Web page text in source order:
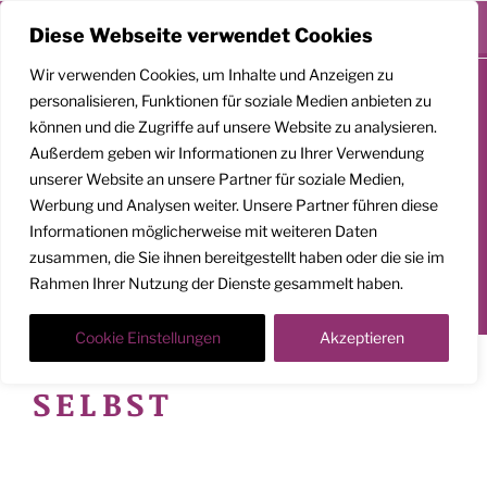
Diese Webseite verwendet Cookies
Wir verwenden Cookies, um Inhalte und Anzeigen zu
personalisieren, Funktionen für soziale Medien anbieten zu
können und die Zugriffe auf unsere Website zu analysieren.
Außerdem geben wir Informationen zu Ihrer Verwendung
unserer Website an unsere Partner für soziale Medien,
Werbung und Analysen weiter. Unsere Partner führen diese
Informationen möglicherweise mit weiteren Daten
zusammen, die Sie ihnen bereitgestellt haben oder die sie im
Rahmen Ihrer Nutzung der Dienste gesammelt haben.
Cookie Einstellungen Akzeptieren
Zum
springen
GEMEINSAM
AUFSTEIGEN
Klarheit. Präsenz. Befreiung.
Transformationscoach | Architekt der Befreiung
Menü
SCHLAGWORT:
SELBST